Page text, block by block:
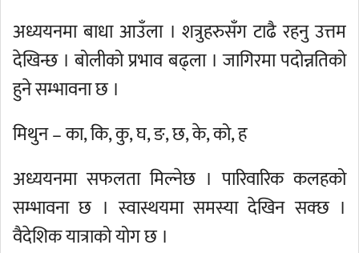
अध्ययनमा बाधा आउँला । शत्रुहरुसँग टाढै रहनु उत्तम
देखिन्छ । बोलीको प्रभाव बढ्ला । जागिरमा पदोन्नतिको
हुने सम्भावना छ ।
मिथुन – का, कि, कु, घ, ङ, छ, के, को, ह
अध्ययनमा सफलता मिल्नेछ । पारिवारिक कलहको
सम्भावना छ । स्वास्थयमा समस्या देखिन सक्छ ।
वैदेशिक यात्राको योग छ ।